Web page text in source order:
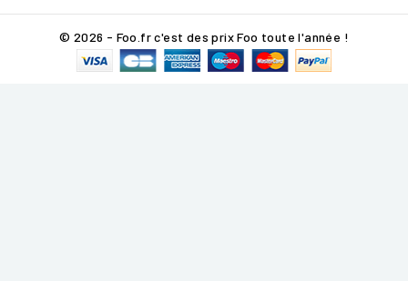
© 2026 - Foo.fr c'est des prix Foo toute l'année !